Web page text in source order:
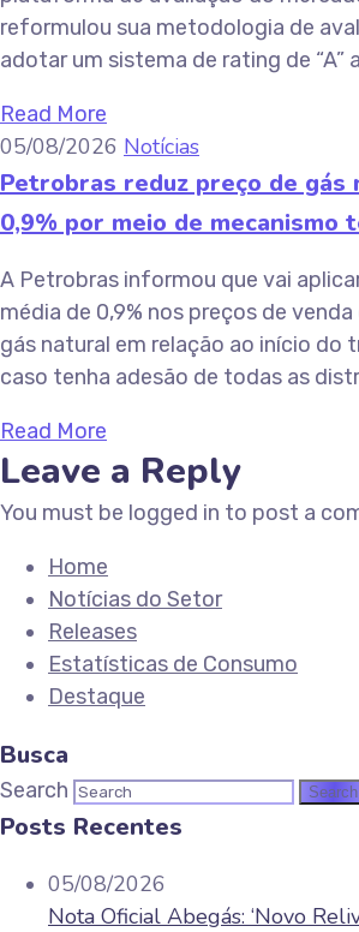
reformulou sua metodologia de
adotar um sistema de rating de “A” a
Read More
05/08/2026 Notícias
Petrobras reduz preço de gás
0,9% por meio de mecanismo
A Petrobras informou que vai
média de 0,9% nos preços de
gás natural em relação ao início do
caso tenha adesão de todas as
Read More
Leave a Reply
You must be logged in to post a
Home
Notícias do Setor
Releases
Estatísticas de Consumo
Destaque
Busca
Search
Posts Recentes
05/08/2026
Nota Oficial Abegás: ‘Novo